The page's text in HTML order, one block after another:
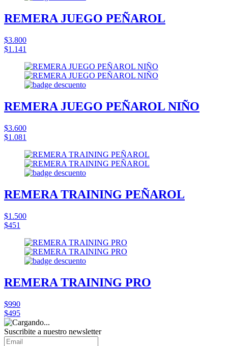
REMERA JUEGO PEÑAROL
$3.800
$1.141
REMERA JUEGO PEÑAROL NIÑO
$3.600
$1.081
REMERA TRAINING PEÑAROL
$1.500
$451
REMERA TRAINING PRO
$990
$495
Suscribite a nuestro newsletter